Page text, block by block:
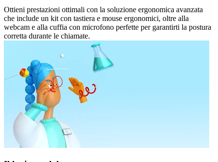
Ottieni prestazioni ottimali con la soluzione ergonomica avanzata
che include un kit con tastiera e mouse ergonomici, oltre alla
webcam e alla cuffia con microfono perfette per garantirti la postura
corretta durante le chiamate.